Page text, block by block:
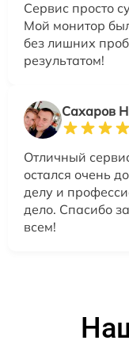
Сервис просто
Мой монитор
без лишних
результатом!
Сахаров
Отличный
остался очень
делу и
дело. Спасибо
всем!